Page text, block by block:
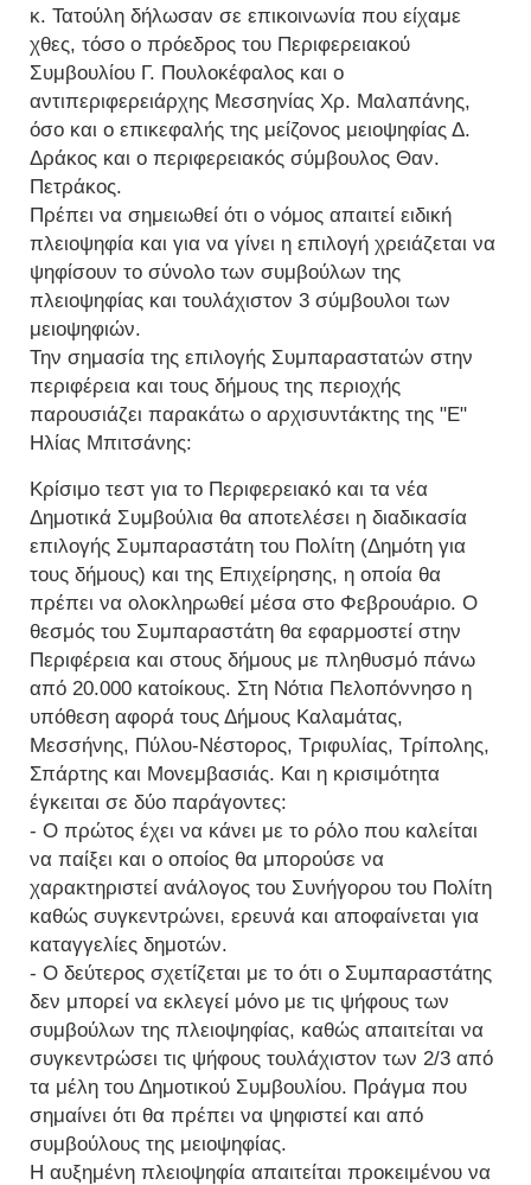
κ. Τατούλη δήλωσαν σε επικοινωνία που είχαμε
χθες, τόσο ο πρόεδρος του Περιφερειακού
Συμβουλίου Γ. Πουλοκέφαλος και ο
αντιπεριφερειάρχης Μεσσηνίας Χρ. Μαλαπάνης,
όσο και ο επικεφαλής της μείζονος μειοψηφίας Δ.
Δράκος και ο περιφερειακός σύμβουλος Θαν.
Πετράκος.
Πρέπει να σημειωθεί ότι ο νόμος απαιτεί ειδική
πλειοψηφία και για να γίνει η επιλογή χρειάζεται να
ψηφίσουν το σύνολο των συμβούλων της
πλειοψηφίας και τουλάχιστον 3 σύμβουλοι των
μειοψηφιών.
Την σημασία της επιλογής Συμπαραστατών στην
περιφέρεια και τους δήμους της περιοχής
παρουσιάζει παρακάτω ο αρχισυντάκτης της "Ε"
Ηλίας Μπιτσάνης:
Κρίσιμο τεστ για το Περιφερειακό και τα νέα
Δημοτικά Συμβούλια θα αποτελέσει η διαδικασία
επιλογής Συμπαραστάτη του Πολίτη (Δημότη για
τους δήμους) και της Επιχείρησης, η οποία θα
πρέπει να ολοκληρωθεί μέσα στο Φεβρουάριο. Ο
θεσμός του Συμπαραστάτη θα εφαρμοστεί στην
Περιφέρεια και στους δήμους με πληθυσμό πάνω
από 20.000 κατοίκους. Στη Νότια Πελοπόννησο η
υπόθεση αφορά τους Δήμους Καλαμάτας,
Μεσσήνης, Πύλου-Νέστορος, Τριφυλίας, Τρίπολης,
Σπάρτης και Μονεμβασιάς. Και η κρισιμότητα
έγκειται σε δύο παράγοντες:
- Ο πρώτος έχει να κάνει με το ρόλο που καλείται
να παίξει και ο οποίος θα μπορούσε να
χαρακτηριστεί ανάλογος του Συνήγορου του Πολίτη
καθώς συγκεντρώνει, ερευνά και αποφαίνεται για
καταγγελίες δημοτών.
- Ο δεύτερος σχετίζεται με το ότι ο Συμπαραστάτης
δεν μπορεί να εκλεγεί μόνο με τις ψήφους των
συμβούλων της πλειοψηφίας, καθώς απαιτείται να
συγκεντρώσει τις ψήφους τουλάχιστον των 2/3 από
τα μέλη του Δημοτικού Συμβουλίου. Πράγμα που
σημαίνει ότι θα πρέπει να ψηφιστεί και από
συμβούλους της μειοψηφίας.
Η αυξημένη πλειοψηφία απαιτείται προκειμένου να